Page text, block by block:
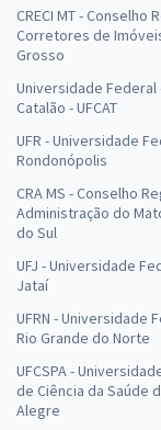
CRECI MT - Conselho
Corretores de
Grosso
Universidade Federal
Catalão - UFCAT
UFR - Universidade
Rondonópolis
CRA MS - Conselho
Administração do
do Sul
UFJ - Universidade
Jataí
UFRN - Universidade
Rio Grande do Norte
UFCSPA -
de Ciência da Saúde
Alegre